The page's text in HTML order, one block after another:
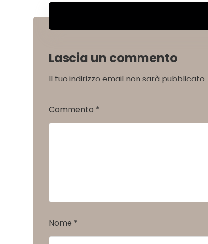
Lascia un commento
Il tuo indirizzo email non sarà pubblicato.
Commento *
Nome *